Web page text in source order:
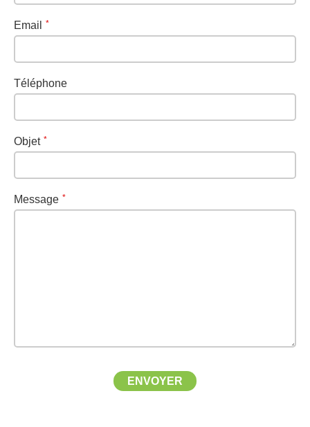
Email
Téléphone
Objet
Message